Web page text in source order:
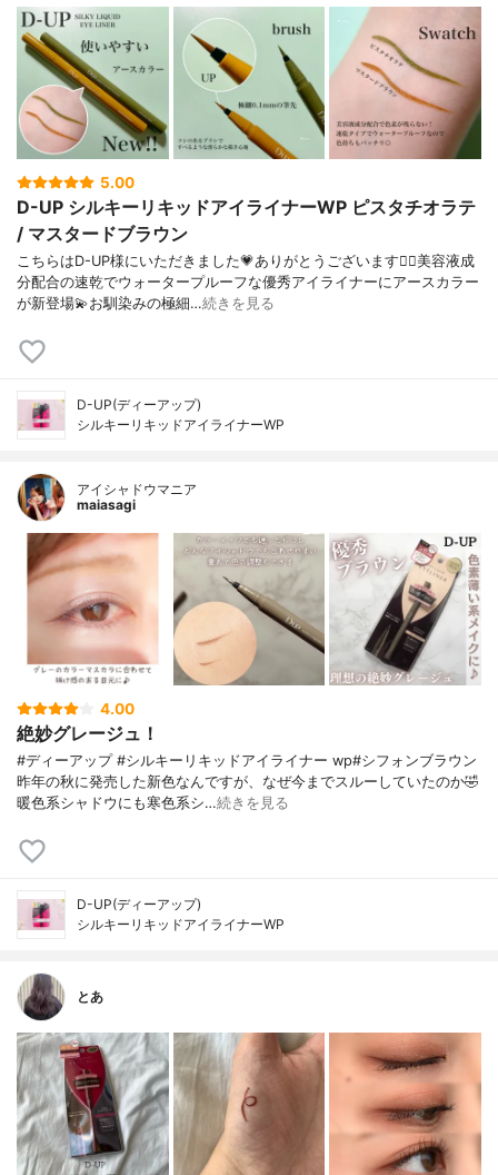
5.00
D-UP シルキーリキッドアイライナーWP ピスタチオラテ
/ マスタードブラウン
こちらはD-UP様にいただきました💗ありがとうございます🙇‍♀️美容液成
分配合の速乾でウォータープルーフな優秀アイライナーにアースカラー
が新登場💫お馴染みの極細…続きを見る
D-UP(ディーアップ)
シルキーリキッドアイライナーWP
アイシャドウマニア
maiasagi
4.00
絶妙グレージュ！
#ディーアップ #シルキーリキッドアイライナー wp#シフォンブラウン
昨年の秋に発売した新色なんですが、なぜ今までスルーしていたのか🤣
暖色系シャドウにも寒色系シ…続きを見る
D-UP(ディーアップ)
シルキーリキッドアイライナーWP
とあ